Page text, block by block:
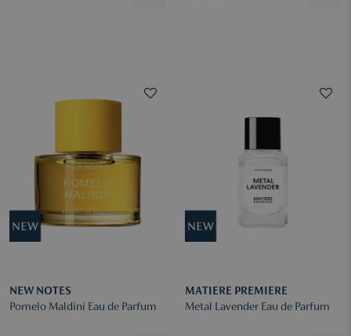
NEW NOTES
Pomelo Maldini Eau de Parfum
MATIERE PREMIERE
Metal Lavender Eau de Parfum